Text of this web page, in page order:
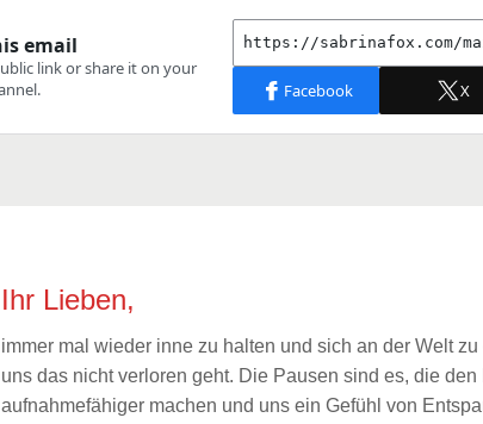
Ihr Lieben,
immer mal wieder inne zu halten und sich an der Welt
uns das nicht verloren geht. Die Pausen sind es, die
aufnahmefähiger machen und uns ein Gefühl von